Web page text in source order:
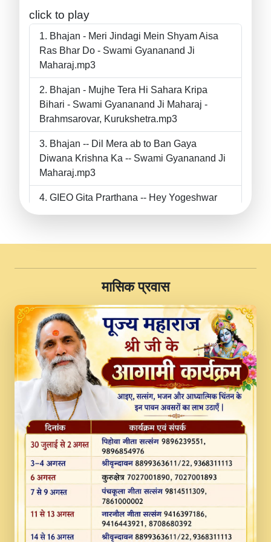
click to play
Bhajan - Meri Jindagi Mein Shyam Aisa
Ras Bhar Do - Swami Gyananand Ji
Maharaj.mp3
Bhajan - Mujhe Tera Hi Sahara Kripa
Bihari - Swami Gyananand Ji Maharaj -
Brahmsarovar, Kurukshetra.mp3
Bhajan -- Dil Mera ab to Ban Gaya
Diwana Krishna Ka -- Swami Gyananand Ji
Maharaj.mp3
GIEO Gita Prarthana -- Hey Yogeshwar
II Swami Gyananand Ji Maharaj.mp3
JINU SATGURU AAP BULAVE by Rasik
Pawan ji 20-11-19 Sankirtan At VEER JI
PRABHU KUTEER CHANNEL.mp3
Kina Sohna Tera Bhawan Sajaya Mata
Vaishno Devi Aarti Mata Rani Bhajan By
Lakhwinder Wadali Ji.mp3
MERE MANN VICH KANTH KALER
NEW PUNAJBI DEVOTIONAL SONG 2017
FULL VIDEO HD.mp3
Na To Roop Hai Bindu Ji Maharaj Pad - A
Divine Bhajan by Shri Indresh Ji
#BhaktiPath.mp3
Radha Rani Ki Kirpa Best Devotional
Song By Chitra Vichitra.mp3
​मासिक प्रवास